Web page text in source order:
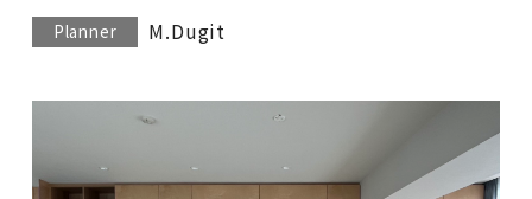
Planner M.Dugit